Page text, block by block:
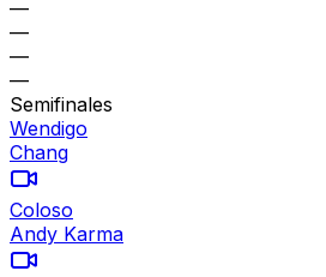
—
—
—
—
Semifinales
Wendigo
Chang
Coloso
Andy Karma